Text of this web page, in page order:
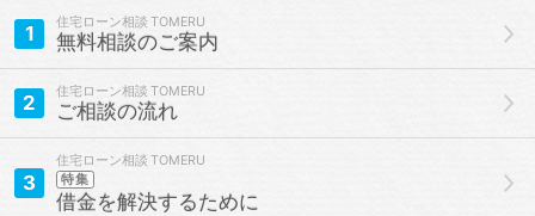
1 住宅ローン相談
無料相談のご案内
2 住宅ローン相談
ご相談の流れ
3
住宅ローン相談
特集
借金を解決するために